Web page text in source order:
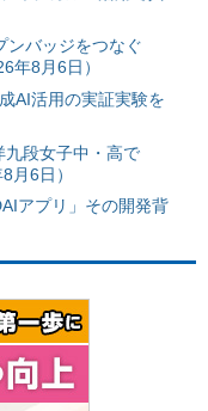
ンバッジをつなぐ
年8月6日）
AI活用の実証実験を
九段女子中・高で
月6日）
アプリ」その開発背